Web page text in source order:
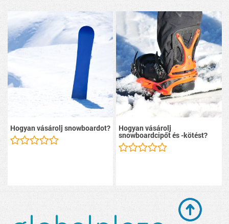
Hogyan vásárolj snowboardot? Hogyan vásárolj
snowboardcipőt és -kötést?